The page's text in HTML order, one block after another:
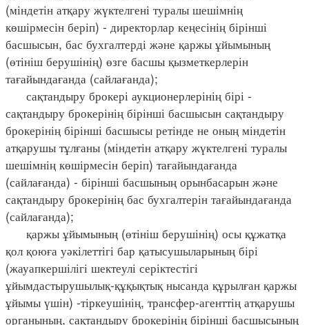
(міндетін атқару жүктелгені туралы шешімнің
көшірмесін беріп) - директорлар кеңесінің бірінші
басшысын, бас бухгалтерді және қаржы ұйымының
(өтініш берушінің) өзге басшы қызметкерлерін
тағайындағанда (сайлағанда);
сақтандыру брокері аукционерлерінің бірі -
сақтандыру брокерінің бірінші басшысын сақтандыру
брокерінің бірінші басшысы ретінде не оның міндетін
атқарушы тұлғаны (міндетін атқару жүктелгені туралы
шешімнің көшірмесін беріп) тағайындағанда
(сайлағанда) - бірінші басшының орынбасарын және
сақтандыру брокерінің бас бухгалтерін тағайындағанда
(сайлағанда);
қаржы ұйымының (өтініш берушінің) осы құжатқа
қол қоюға уәкілеттігі бар қатысушыларының бірі
(жауапкершілігі шектеулі серіктестігі
ұйымдастырушылық-құқықтық нысанда құрылған қаржы
ұйымы үшін) -тіркеушінің, трансфер-агенттің атқарушы
органының, сақтандыру брокерінің бірінші басшысының